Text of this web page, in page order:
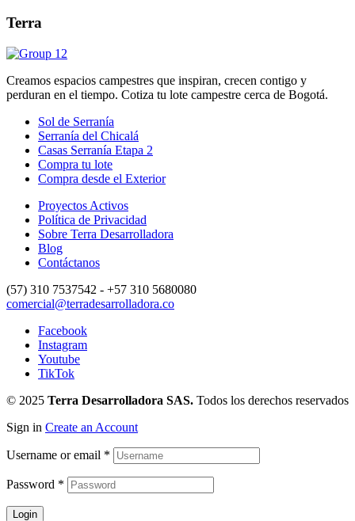
Terra
Creamos espacios campestres que inspiran, crecen contigo y
perduran en el tiempo. Cotiza tu lote campestre cerca de Bogotá.
Sol de Serranía
Serranía del Chicalá
Casas Serranía Etapa 2
Compra tu lote
Compra desde el Exterior
Proyectos Activos
Política de Privacidad
Sobre Terra Desarrolladora
Blog
Contáctanos
(57) 310 7537542 - +57 310 5680080
comercial@terradesarrolladora.co
Facebook
Instagram
Youtube
TikTok
© 2025 Terra Desarrolladora SAS. Todos los derechos reservados
Sign in Create an Account
Username or email *
Password *
Login